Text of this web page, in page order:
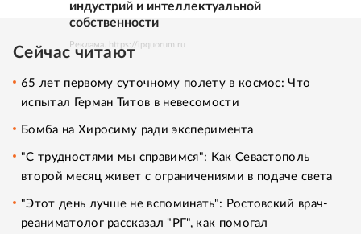
индустрий и интеллектуальной
собственности
Реклама. https://ipquorum.ru
Сейчас читают
65 лет первому суточному полету в космос: Что
испытал Герман Титов в невесомости
Бомба на Хиросиму ради эксперимента
"С трудностями мы справимся": Как Севастополь
второй месяц живет с ограничениями в подаче света
"Этот день лучше не вспоминать": Ростовский врач-
реаниматолог рассказал "РГ", как помогал